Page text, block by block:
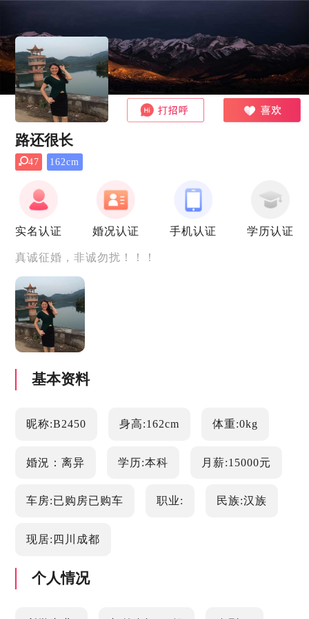
路还很长
47 162cm
实名认证 婚况认证 手机认证 学历认证
真诚征婚，非诚勿扰！！！
基本资料
昵称:B2450 身高:162cm 体重:0kg
婚況：离异 学历:本科 月薪:15000元
车房:已购房已购车 职业: 民族:汉族
现居:四川成都
个人情况